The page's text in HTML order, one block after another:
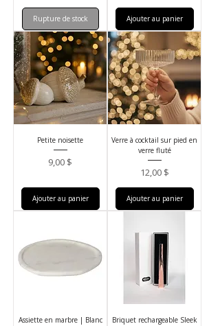
Rupture de stock Ajouter au panier
Petite noisette
Prix
9,00 $
Ajouter au panier
Verre à cocktail sur pied en
verre fluté
Prix
12,00 $
Ajouter au panier
Assiette en marbre | Blanc Briquet rechargeable Sleek